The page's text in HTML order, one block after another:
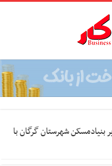
بنیادمسکن شهرستان گرگان با